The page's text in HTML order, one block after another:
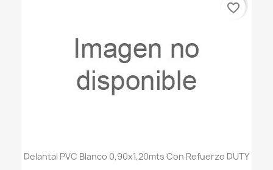
Delantal PVC Blanco 0,90x1,20mts Con Refuerzo DUTY
favorite_border